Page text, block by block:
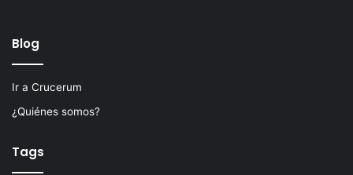
Blog
Ir a Crucerum
¿Quiénes somos?
Tags